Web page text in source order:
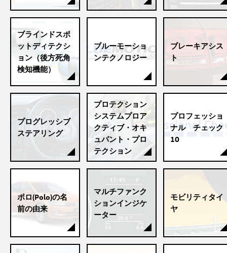
ブラインドスポ
ットディテクシ
ョン（後方死角
検知機能）
ブルーモーショ
ンテクノロジー
ブレーキアシス
ト
プログレッシブ
ステアリング
プロテクション
システムプロア
クティブ・オキ
ュパント・プロ
テクション
プロフェッショ
ナル チェック
10
ポロ(Polo)の名
前の由来
マルチファンク
ションインジケ
ーター
モビリティタイ
ヤ